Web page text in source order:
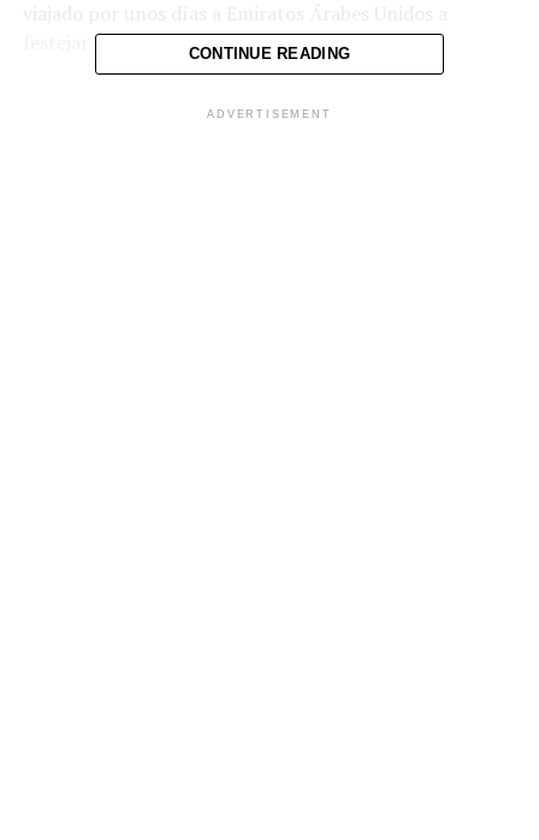
festejar que se casaba.
compañía del padre de Mina, Basaran Holding,
CONTINUE READING
ADVERTISEMENT